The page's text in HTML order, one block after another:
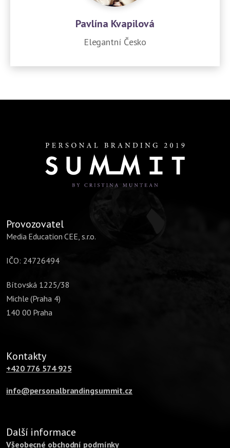
Pavlína Kvapilová
Elegantní Česko
Provozovatel
Media Education CEE, s.r.o.
IČO: 24726494
Bítovská 1225/38
Michle (Praha 4)
140 00 Praha
Kontakty
+420 776 574 925
info@personalbrandingsummit.cz
Další informace
Všeobecné obchodní podmínky